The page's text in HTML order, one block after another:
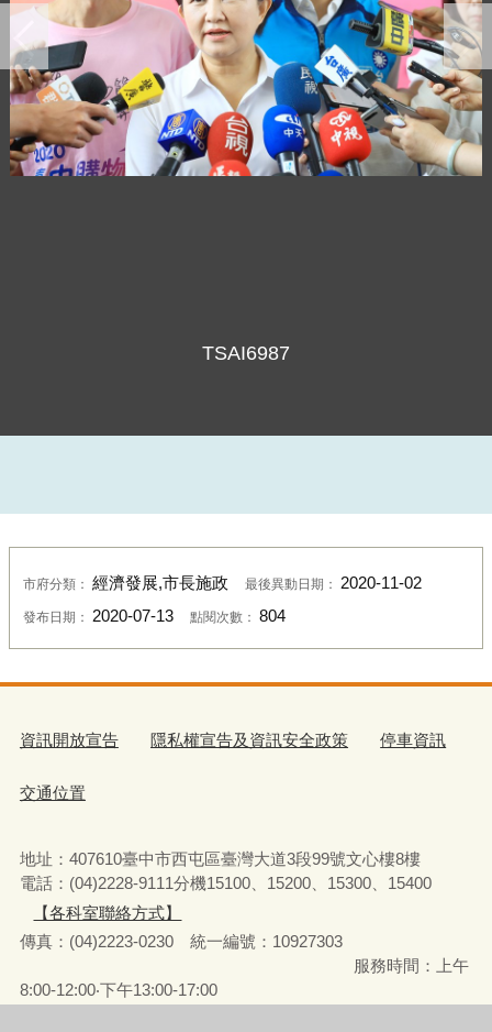
TSAI6987
市府分類： 經濟發展,市長施政 最後異動日期： 2020-11-02
發布日期： 2020-07-13 點閱次數： 804
資訊開放宣告 隱私權宣告及資訊安全政策 停車資訊
交通位置
地址：407610臺中市西屯區臺灣大道3段99號文心樓8樓
電話：(04)2228-9111分機15100、15200、15300、15400
【各科室聯絡方式】
傳真：(04)2223-0230 統一編號： 10927303
服務時間：上午
8:00-12:00‧下午13:00-17:00